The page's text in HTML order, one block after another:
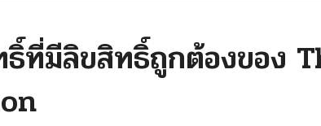
ธิ์ที่มีลิขสิทธิ์ถูกต้องของ